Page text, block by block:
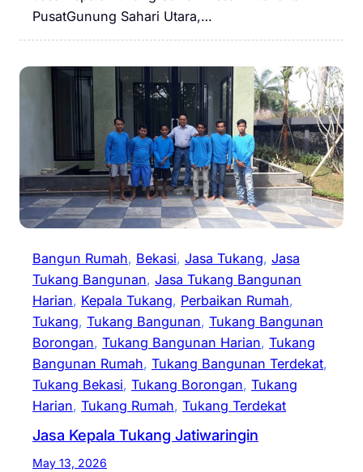
PusatGunung Sahari Utara,…
Bangun Rumah, Bekasi, Jasa Tukang, Jasa
Tukang Bangunan, Jasa Tukang Bangunan
Harian, Kepala Tukang, Perbaikan Rumah
Tukang, Tukang Bangunan, Tukang Bangunan
Borongan, Tukang Bangunan Harian, Tukang
Bangunan Rumah, Tukang Bangunan Terdekat
Tukang Bekasi, Tukang Borongan, Tukang
Harian, Tukang Rumah, Tukang Terdekat
Jasa Kepala Tukang Jatiwaringin
May 13, 2026